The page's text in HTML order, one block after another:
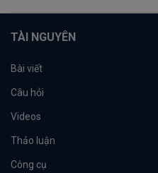
TÀI NGUYÊN
Bài viết
Câu hỏi
Videos
Thảo luận
Công cụ